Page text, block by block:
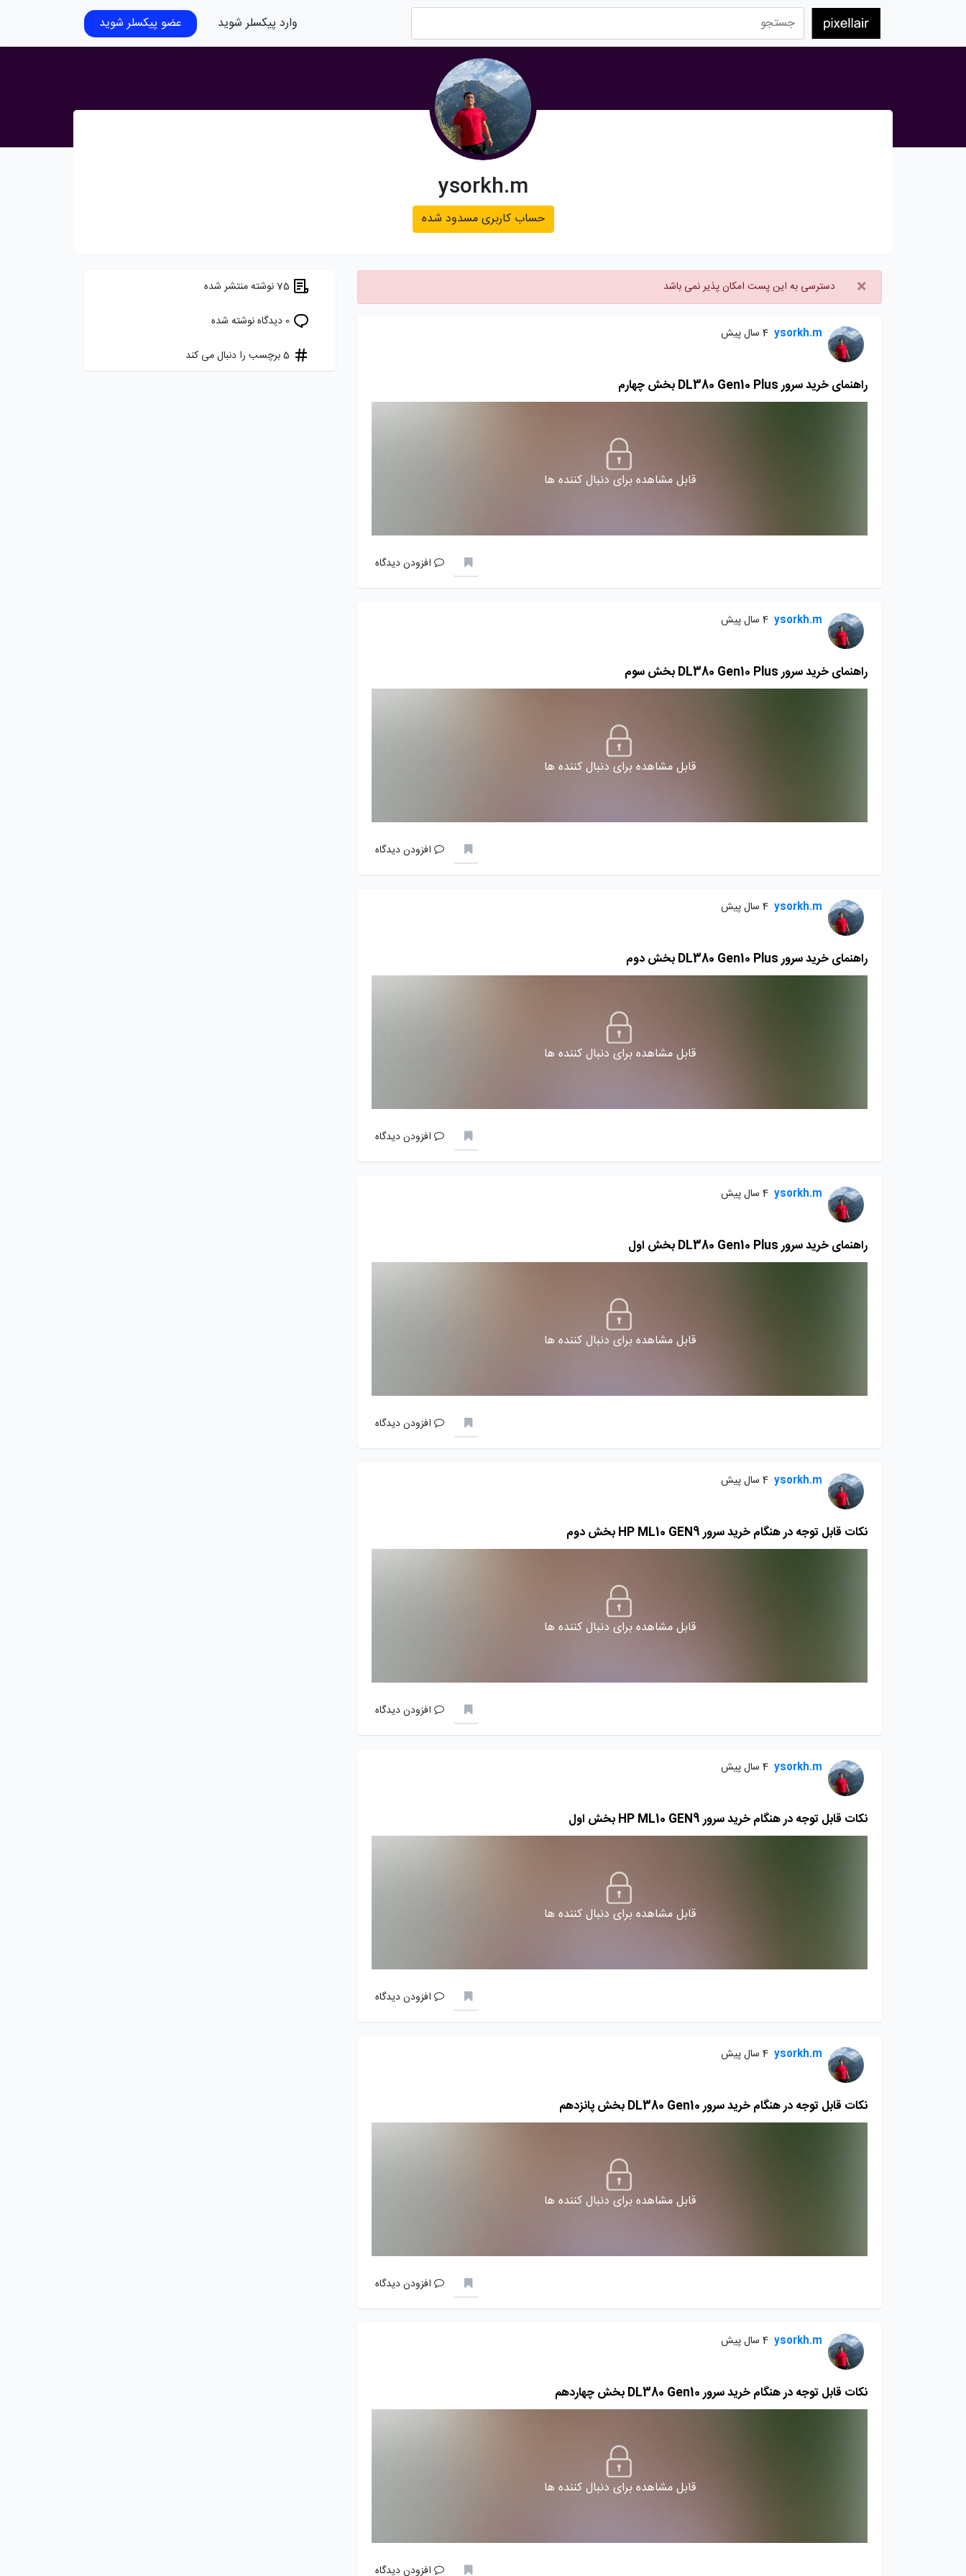
وارد پیکسلر شوید عضو پیکسلر شوید
ysorkh.m
حساب کاربری مسدود شده
× دسترسی به این پست امکان پذیر نمی باشد
ysorkh.m 4 سال پیش
راهنمای خرید سرور DL380 Gen10 Plus بخش چهارم
قابل مشاهده برای دنبال کننده ها
افزودن دیدگاه
ysorkh.m 4 سال پیش
راهنمای خرید سرور DL380 Gen10 Plus بخش سوم
قابل مشاهده برای دنبال کننده ها
افزودن دیدگاه
ysorkh.m 4 سال پیش
راهنمای خرید سرور DL380 Gen10 Plus بخش دوم
قابل مشاهده برای دنبال کننده ها
افزودن دیدگاه
ysorkh.m 4 سال پیش
راهنمای خرید سرور DL380 Gen10 Plus بخش اول
قابل مشاهده برای دنبال کننده ها
افزودن دیدگاه
ysorkh.m 4 سال پیش
نکات قابل توجه در هنگام خرید سرور HP ML10 GEN9 بخش دوم
قابل مشاهده برای دنبال کننده ها
افزودن دیدگاه
ysorkh.m 4 سال پیش
نکات قابل توجه در هنگام خرید سرور HP ML10 GEN9 بخش اول
قابل مشاهده برای دنبال کننده ها
افزودن دیدگاه
ysorkh.m 4 سال پیش
نکات قابل توجه در هنگام خرید سرور DL380 Gen10 بخش پانزدهم
قابل مشاهده برای دنبال کننده ها
افزودن دیدگاه
ysorkh.m 4 سال پیش
نکات قابل توجه در هنگام خرید سرور DL380 Gen10 بخش چهاردهم
قابل مشاهده برای دنبال کننده ها
افزودن دیدگاه